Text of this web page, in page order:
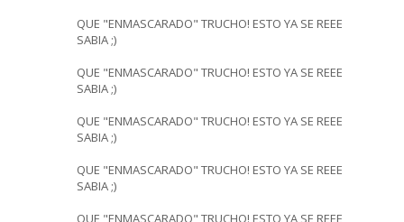
QUE "ENMASCARADO" TRUCHO! ESTO YA SE REEE
SABIA ;)
QUE "ENMASCARADO" TRUCHO! ESTO YA SE REEE
SABIA ;)
QUE "ENMASCARADO" TRUCHO! ESTO YA SE REEE
SABIA ;)
QUE "ENMASCARADO" TRUCHO! ESTO YA SE REEE
SABIA ;)
QUE "ENMASCARADO" TRUCHO! ESTO YA SE REEE